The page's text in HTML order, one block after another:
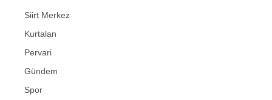
Siirt Merkez
Kurtalan
Pervari
Gündem
Spor